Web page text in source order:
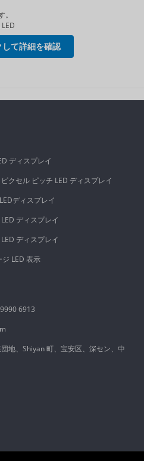
して詳細を確認
6913
地、Shiyan 町、宝安区、深セン、中
ディスプレイ
クセル ピッチ LED ディスプレイ
ディスプレイ
ディスプレイ
ディスプレイ
ジ LED 表示